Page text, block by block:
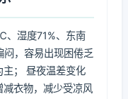
、湿度71%、东南
，容易出现困倦乏
主； 昼夜温差变化
衣物，减少受凉风